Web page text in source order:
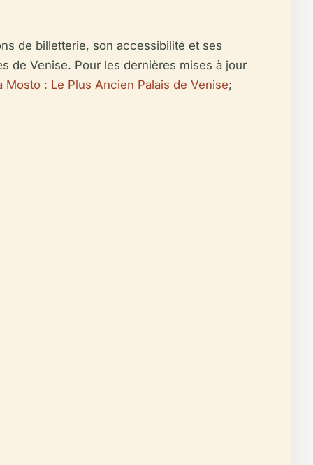
de billetterie, son accessibilité et ses
de Venise. Pour les dernières mises à jour
Mosto : Le Plus Ancien Palais de Venise;